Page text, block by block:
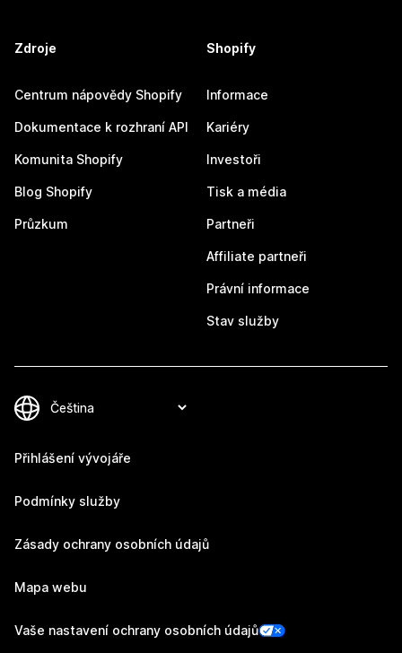
Zdroje
Centrum nápovědy Shopify
Dokumentace k rozhraní API
Komunita Shopify
Blog Shopify
Průzkum
Shopify
Informace
Kariéry
Investoři
Tisk a média
Partneři
Affiliate partneři
Právní informace
Stav služby
Přihlášení vývojáře
Podmínky služby
Zásady ochrany osobních údajů
Mapa webu
Vaše nastavení ochrany osobních údajů